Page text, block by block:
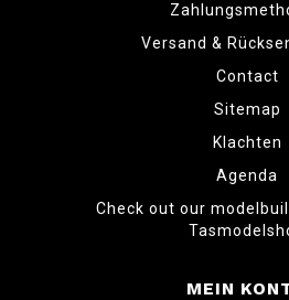
Versand &
Contact
Sitemap
Klachten
Agenda
Check out our
MEIN